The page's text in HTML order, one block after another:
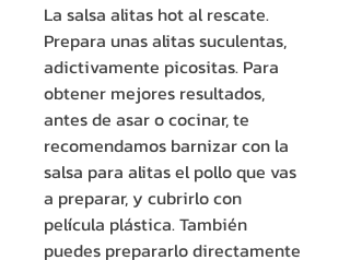
La salsa alitas hot al rescate.
Prepara unas alitas suculentas,
adictivamente picositas. Para
obtener mejores resultados,
antes de asar o cocinar, te
recomendamos barnizar con la
salsa para alitas el pollo que vas
a preparar, y cubrirlo con
película plástica. También
puedes prepararlo directamente